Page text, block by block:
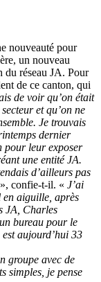
nouveauté pour
un nouveau
du réseau JA. Pour
de ce canton, qui
de voir qu’on était
et qu’on ne
Je trouvais
dernier
pour leur exposer
une entité JA.
d’ailleurs pas
», confie-t-il. « J’ai
aiguille, après
JA, Charles
bureau pour le
aujourd’hui 33
groupe avec de
simples, je pense